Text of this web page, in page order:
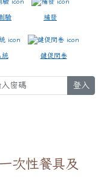
驗 補發
統 健促問卷
登入
次性餐具及